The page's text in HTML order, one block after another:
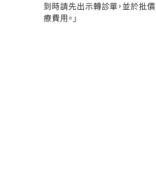
到時請先出示轉診單，並於批
療費用。」